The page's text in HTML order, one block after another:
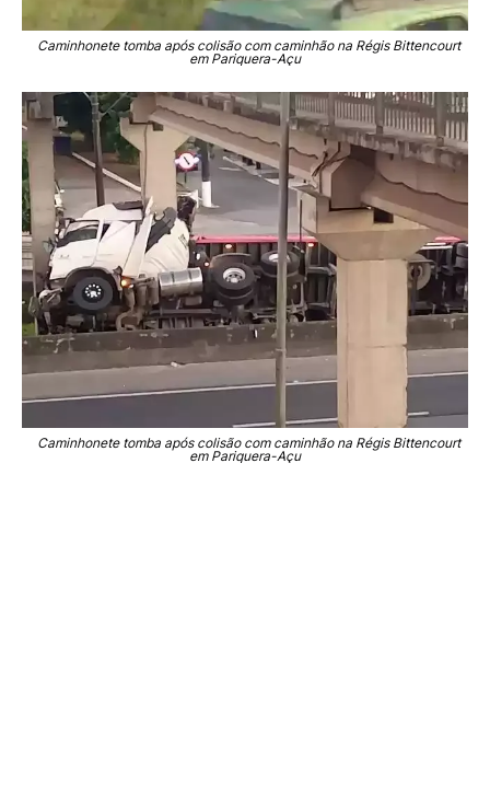
Caminhonete tomba após colisão com caminhão na Régis Bittencourt
em Pariquera-Açu
Caminhonete tomba após colisão com caminhão na Régis Bittencourt
em Pariquera-Açu